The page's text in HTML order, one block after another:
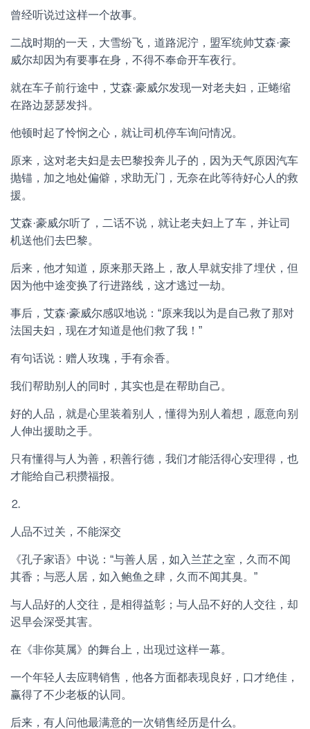
曾经听说过这样一个故事。
二战时期的一天，大雪纷飞，道路泥泞，盟军统帅艾森·豪
威尔却因为有要事在身，不得不奉命开车夜行。
就在车子前行途中，艾森·豪威尔发现一对老夫妇，正蜷缩
在路边瑟瑟发抖。
他顿时起了怜悯之心，就让司机停车询问情况。
原来，这对老夫妇是去巴黎投奔儿子的，因为天气原因汽车
抛锚，加之地处偏僻，求助无门，无奈在此等待好心人的救
援。
艾森·豪威尔听了，二话不说，就让老夫妇上了车，并让司
机送他们去巴黎。
后来，他才知道，原来那天路上，敌人早就安排了埋伏，但
因为他中途变换了行进路线，这才逃过一劫。
事后，艾森·豪威尔感叹地说：“原来我以为是自己救了那对
法国夫妇，现在才知道是他们救了我！”
有句话说：赠人玫瑰，手有余香。
我们帮助别人的同时，其实也是在帮助自己。
好的人品，就是心里装着别人，懂得为别人着想，愿意向别
人伸出援助之手。
只有懂得与人为善，积善行德，我们才能活得心安理得，也
才能给自己积攒福报。
⒉
人品不过关，不能深交
《孔子家语》中说：“与善人居，如入兰芷之室，久而不闻
其香；与恶人居，如入鲍鱼之肆，久而不闻其臭。”
与人品好的人交往，是相得益彰；与人品不好的人交往，却
迟早会深受其害。
在《非你莫属》的舞台上，出现过这样一幕。
一个年轻人去应聘销售，他各方面都表现良好，口才绝佳，
赢得了不少老板的认同。
后来，有人问他最满意的一次销售经历是什么。